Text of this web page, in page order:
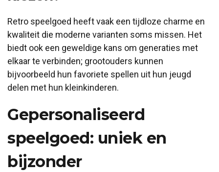
Retro speelgoed heeft vaak een tijdloze charme en
kwaliteit die moderne varianten soms missen. Het
biedt ook een geweldige kans om generaties met
elkaar te verbinden; grootouders kunnen
bijvoorbeeld hun favoriete spellen uit hun jeugd
delen met hun kleinkinderen.
Gepersonaliseerd
speelgoed: uniek en
bijzonder